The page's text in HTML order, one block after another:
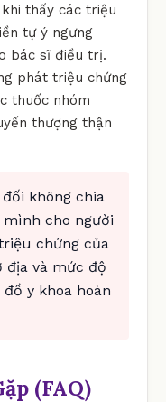
thấy các triệu
tự ý ngưng
bác sĩ điều trị.
phát triệu chứng
thuốc nhóm
thượng thận
không chia
cho người
chứng của
địa và mức độ
y khoa hoàn
(FAQ)